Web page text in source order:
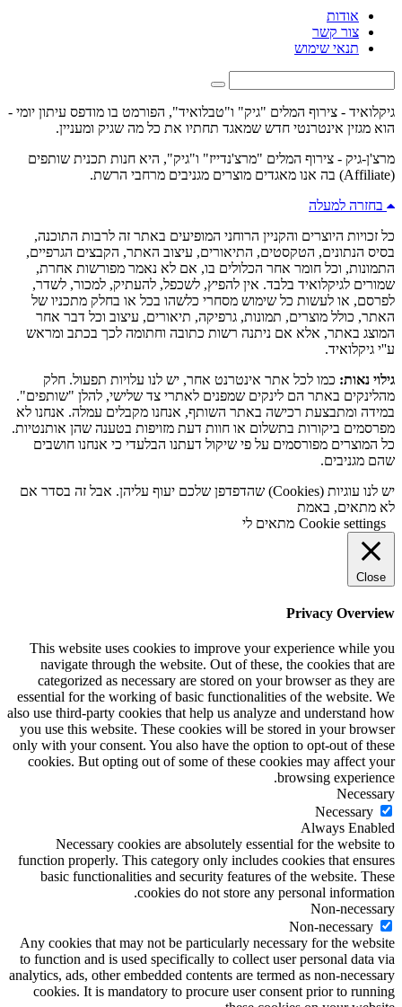
אודות
צור קשר
תנאי שימוש
גיקלואיד - צירוף המלים "גיק" ו"טבלואיד", הפורמט בו מודפס עיתון יומי -
הוא מגזין אינטרנטי חדש שמאגד תחתיו את כל מה שגיק ומעניין.
מרצ'ן-גיק - צירוף המלים "מרצ'נדייז" ו"גיק", היא חנות תכנית שותפים
(Affiliate) בה אנו מאגדים מוצרים מגניבים מרחבי הרשת.
בחזרה למעלה
כל זכויות היוצרים והקניין הרוחני המופיעים באתר זה לרבות התוכנה,
בסיס הנתונים, הטקסטים, התיאורים, עיצוב האתר, הקבצים הגרפיים,
התמונות, וכל חומר אחר הכלולים בו, אם לא נאמר מפורשות אחרת,
שמורים לגיקלואיד בלבד. אין להפיץ, לשכפל, להעתיק, למכור, לשדר,
לפרסם, או לעשות כל שימוש מסחרי כלשהו בכל או בחלק מתכניו של
האתר, כולל מוצרים, תמונות, גרפיקה, תיאורים, עיצוב וכל דבר אחר
המוצג באתר, אלא אם ניתנה רשות כתובה וחתומה לכך בכתב ומראש
ע''י גיקלואיד.
גילוי נאות: כמו לכל אתר אינטרנט אחר, יש לנו עלויות תפעול. חלק
מהלינקים באתר הם לינקים שמפנים לאתרי צד שלישי, להלן "שותפים".
במידה ומתבצעת רכישה באתר השותף, אנחנו מקבלים עמלה. אנחנו לא
מפרסמים ביקורות בתשלום או חוות דעת מזויפות בטענה שהן אותנטיות.
כל המוצרים מפורסמים על פי שיקול דעתנו הבלעדי כי אנחנו חושבים
שהם מגניבים.
יש לנו עוגיות (Cookies) שהדפדפן שלכם יעוף עליהן. אבל זה בסדר אם
לא מתאים, באמת
Cookie settings מתאים לי
Close
Privacy Overview
This website uses cookies to improve your experience while you
navigate through the website. Out of these, the cookies that are
categorized as necessary are stored on your browser as they are
essential for the working of basic functionalities of the website. We
also use third-party cookies that help us analyze and understand how
you use this website. These cookies will be stored in your browser
only with your consent. You also have the option to opt-out of these
cookies. But opting out of some of these cookies may affect your
browsing experience.
Necessary
Necessary
Always Enabled
Necessary cookies are absolutely essential for the website to
function properly. This category only includes cookies that ensures
basic functionalities and security features of the website. These
cookies do not store any personal information.
Non-necessary
Non-necessary
Any cookies that may not be particularly necessary for the website
to function and is used specifically to collect user personal data via
analytics, ads, other embedded contents are termed as non-necessary
cookies. It is mandatory to procure user consent prior to running